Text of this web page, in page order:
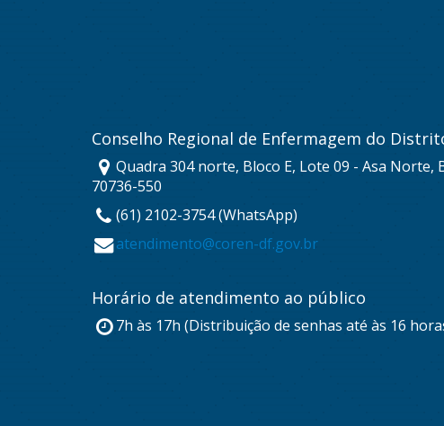
Conselho Regional de Enfermagem do
Quadra 304 norte, Bloco E, Lote 09 - Asa Norte,
70736-550
(61) 2102-3754 (WhatsApp)
atendimento@coren-df.gov.br
Horário de atendimento ao público
7h às 17h (Distribuição de senhas até às 16